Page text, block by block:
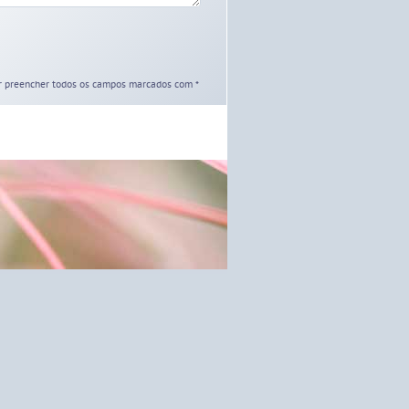
preencher todos os campos marcados com *